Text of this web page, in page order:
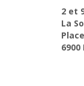
2 et
La
6900